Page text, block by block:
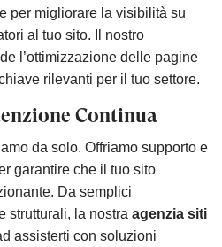
per migliorare la visibilità su
al tuo sito. Il nostro
l’ottimizzazione delle pagine
rilevanti per il tuo settore.
Continua
da solo. Offriamo supporto e
garantire che il tuo sito
Da semplici
strutturali, la nostra agenzia siti
assisterti con soluzioni